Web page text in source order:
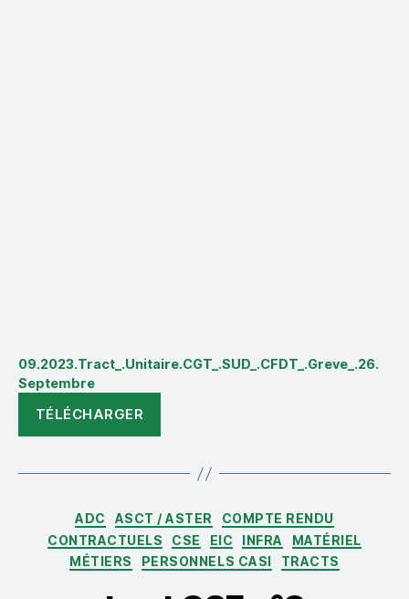
09.2023.Tract_.Unitaire.CGT_.SUD_.CFDT_.Greve_.26.
Septembre
TÉLÉCHARGER
Catégories
ADC ASCT / ASTER
COMPTE RENDU
CONTRACTUELS
CSE EIC INFRA
MATÉRIEL
MÉTIERS
PERSONNELS CASI TRACTS